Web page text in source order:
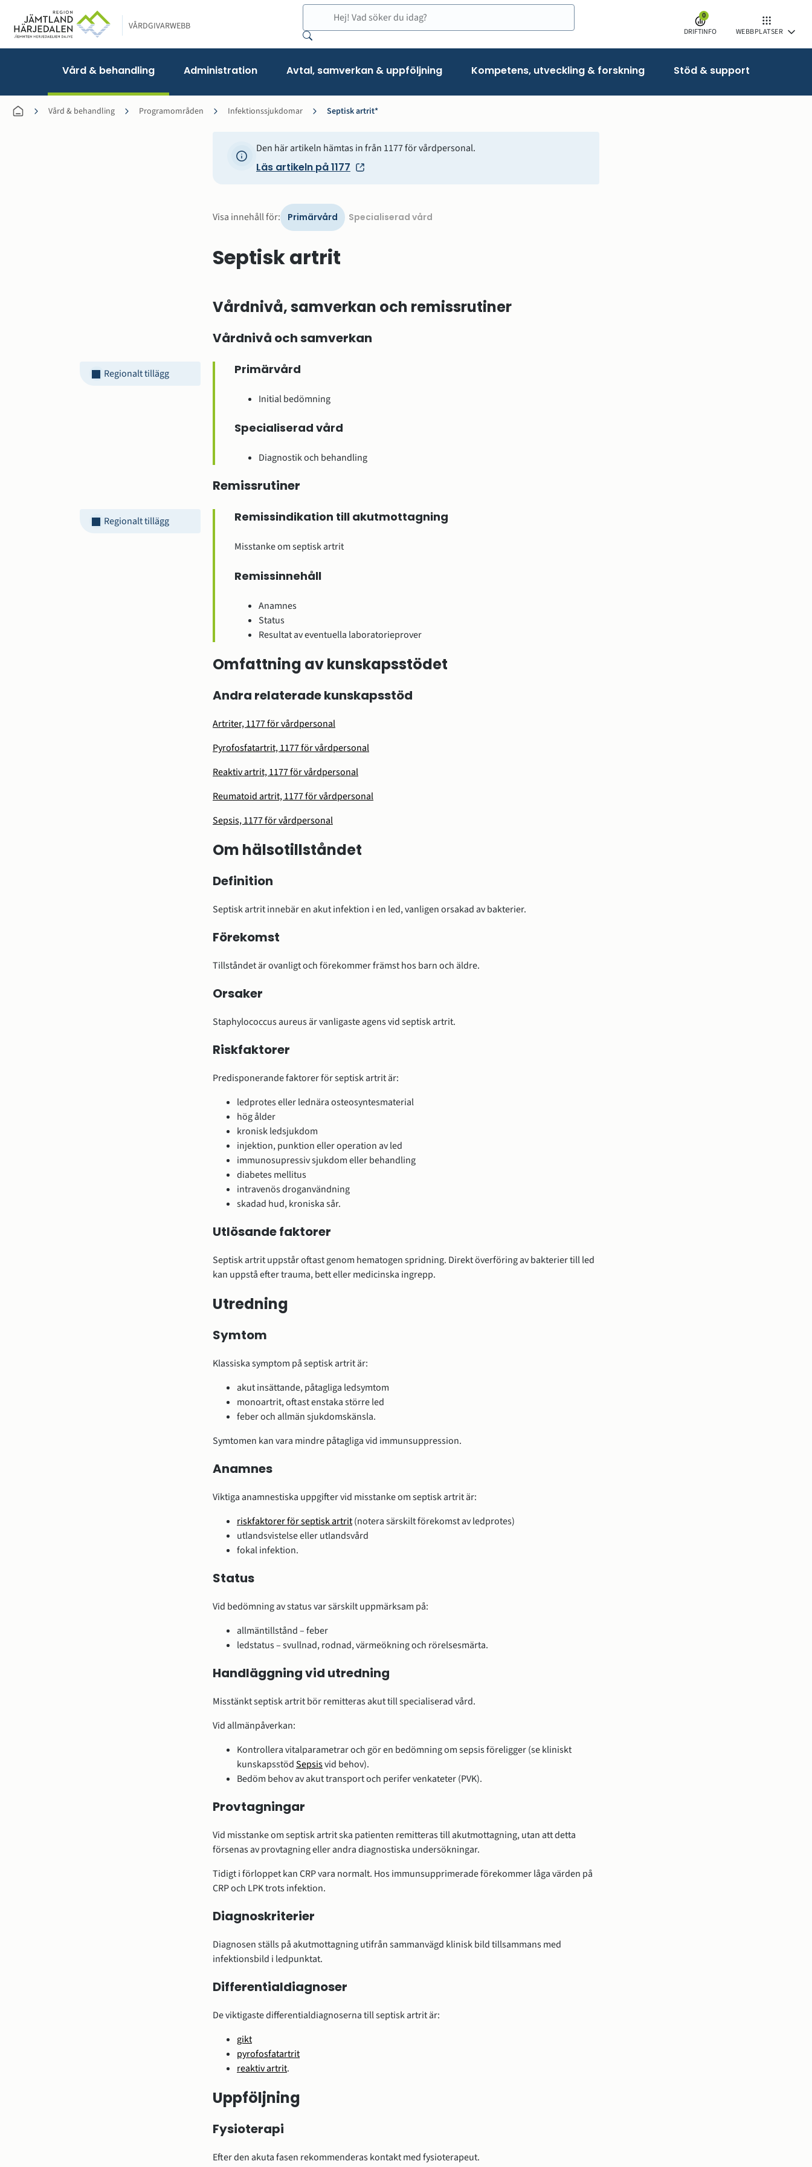
VÅRDGIVARWEBB
0
DRIFTINFO
WEBBPLATSER
Vård & behandling Administration Avtal, samverkan & uppföljning Kompetens, utveckling & forskning Stöd & support
Vård & behandling Programområden Infektionssjukdomar Septisk artrit*
Den här artikeln hämtas in från 1177 för vårdpersonal.
Läs artikeln på 1177
Visa innehåll för: Primärvård
Visa
Specialiserad vård
Septisk artrit
Vårdnivå, samverkan och remissrutiner
Vårdnivå och samverkan
Regionalt tillägg Primärvård
Initial bedömning
Specialiserad vård
Diagnostik och behandling
Remissrutiner
Regionalt tillägg Remissindikation till akutmottagning
Misstanke om septisk artrit
Remissinnehåll
Anamnes
Status
Resultat av eventuella laboratorieprover
Omfattning av kunskapsstödet
Andra relaterade kunskapsstöd
Artriter, 1177 för vårdpersonal
Pyrofosfatartrit, 1177 för vårdpersonal
Reaktiv artrit, 1177 för vårdpersonal
Reumatoid artrit, 1177 för vårdpersonal
Sepsis, 1177 för vårdpersonal
Om hälsotillståndet
Definition
Septisk artrit innebär en akut infektion i en led, vanligen orsakad av bakterier.
Förekomst
Tillståndet är ovanligt och förekommer främst hos barn och äldre.
Orsaker
Staphylococcus aureus är vanligaste agens vid septisk artrit.
Riskfaktorer
Predisponerande faktorer för septisk artrit är:
ledprotes eller lednära osteosyntesmaterial
hög ålder
kronisk ledsjukdom
injektion, punktion eller operation av led
immunosupressiv sjukdom eller behandling
diabetes mellitus
intravenös droganvändning
skadad hud, kroniska sår.
Utlösande faktorer
Septisk artrit uppstår oftast genom hematogen spridning. Direkt överföring av bakterier till led
kan uppstå efter trauma, bett eller medicinska ingrepp.
Utredning
Symtom
Klassiska symptom på septisk artrit är:
akut insättande, påtagliga ledsymtom
monoartrit, oftast enstaka större led
feber och allmän sjukdomskänsla.
Symtomen kan vara mindre påtagliga vid immunsuppression.
Anamnes
Viktiga anamnestiska uppgifter vid misstanke om septisk artrit är:
riskfaktorer för septisk artrit(notera särskilt förekomst av ledprotes)
utlandsvistelse eller utlandsvård
fokal infektion.
Status
Vid bedömning av status var särskilt uppmärksam på:
allmäntillstånd – feber
ledstatus – svullnad, rodnad, värmeökning och rörelsesmärta.
Handläggning vid utredning
Misstänkt septisk artrit bör remitteras akut till specialiserad vård.
Vid allmänpåverkan:
Kontrollera vitalparametrar och gör en bedömning om sepsis föreligger (se kliniskt
kunskapsstödSepsisvid behov).
Bedöm behov av akut transport och perifer venkateter (PVK).
Provtagningar
Vid misstanke om septisk artrit ska patienten remitteras till akutmottagning, utan att detta
försenas av provtagning eller andra diagnostiska undersökningar.
Tidigt i förloppet kan CRP vara normalt. Hos immunsupprimerade förekommer låga värden på
CRP och LPK trots infektion.
Diagnoskriterier
Diagnosen ställs på akutmottagning utifrån sammanvägd klinisk bild tillsammans med
infektionsbild i ledpunktat.
Differentialdiagnoser
De viktigaste differentialdiagnoserna till septisk artrit är:
gikt
pyrofosfatartrit
reaktiv artrit.
Uppföljning
Fysioterapi
Efter den akuta fasen rekommenderas kontakt med fysioterapeut.